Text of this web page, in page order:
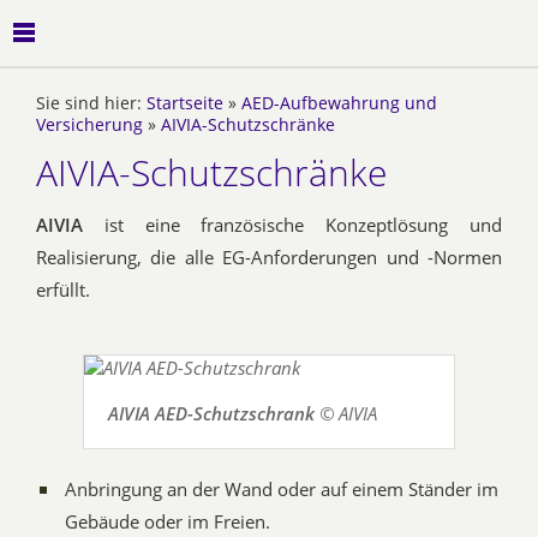
Sie sind hier: Startseite » AED-Aufbewahrung und
Versicherung » AIVIA-Schutzschränke
AIVIA-Schutzschränke
AIVIA ist eine französische Konzeptlösung und
Realisierung, die alle EG-Anforderungen und -Normen
erfüllt.
AIVIA AED-Schutzschrank© AIVIA
Anbringung an der Wand oder auf einem Ständer im
Gebäude oder im Freien.